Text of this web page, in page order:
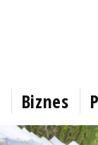
Biznes